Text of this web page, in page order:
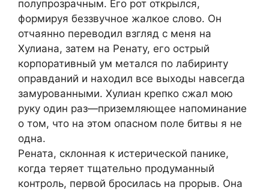
полупрозрачным. Его рот открылся,
формируя беззвучное жалкое слово. Он
отчаянно переводил взгляд с меня на
Хулиана, затем на Ренату, его острый
корпоративный ум метался по лабиринту
оправданий и находил все выходы навсегда
замурованными. Хулиан крепко сжал мою
руку один раз—приземляющее напоминание
о том, что на этом опасном поле битвы я не
одна.
Рената, склонная к истерической панике,
когда теряет тщательно продуманный
контроль, первой бросилась на прорыв. Она